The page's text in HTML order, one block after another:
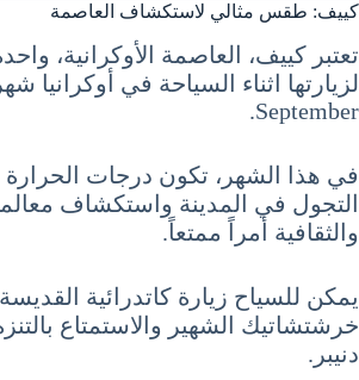
كييف: طقس مثالي لاستكشاف العاصمة
تعتبر كييف، العاصمة الأوكرانية،
September.
في هذا الشهر، تكون درجات الحرارة
التجول في المدينة واستكشاف
والثقافية أمراً ممتعاً.
يمكن للسياح زيارة كاتدرائية
خرشتشاتيك الشهير والاستمتاع
دنيبر.